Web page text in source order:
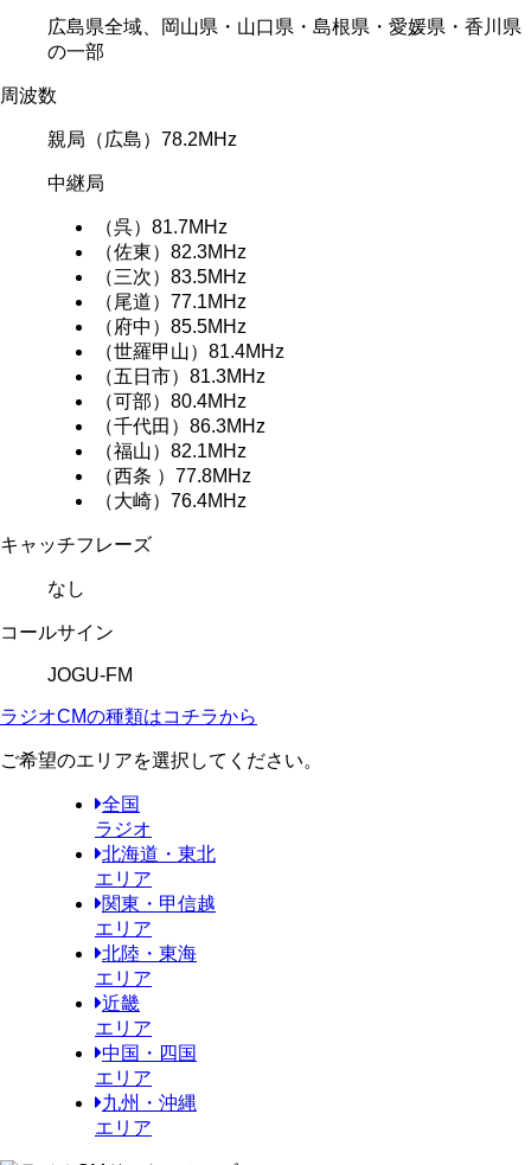
広島県全域、岡山県・山口県・島根県・愛媛県・香川県
の一部
周波数
親局 （広島）78.2MHz
中継局
（呉）81.7MHz
（佐東）82.3MHz
（三次）83.5MHz
（尾道）77.1MHz
（府中）85.5MHz
（世羅甲山）81.4MHz
（五日市）81.3MHz
（可部）80.4MHz
（千代田）86.3MHz
（福山）82.1MHz
（西条 ）77.8MHz
（大崎）76.4MHz
キャッチフレーズ
なし
コールサイン
JOGU-FM
ラジオCMの種類はコチラから
ご希望のエリアを選択してください。
全国
ラジオ
北海道・東北
エリア
関東・甲信越
エリア
北陸・東海
エリア
近畿
エリア
中国・四国
エリア
九州・沖縄
エリア